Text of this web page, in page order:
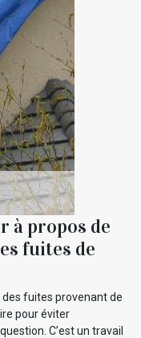
à propos de
fuites de
des fuites provenant de
pour éviter
C’est un travail